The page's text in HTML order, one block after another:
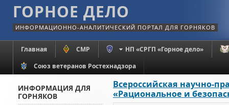
ГОРНОЕ ДЕЛО
ИНФОРМАЦИОННО-АНАЛИТИЧЕСКИЙ ПОРТАЛ ДЛЯ ГОРНЯКОВ
Главная СМР
НП «СРГП «Горное дело»
Союз ветеранов Ростехнадзора
Всероссийская научно-
«Рациональное и
ИНФОРМАЦИЯ ДЛЯ
ГОРНЯКОВ